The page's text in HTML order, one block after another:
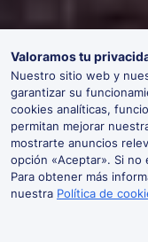
Valoramos tu
Nuestro sitio web y
garantizar su
cookies analíticas,
permitan mejorar
mostrarte anuncios
opción «Aceptar». Si no
Para obtener más
nuestra Política de